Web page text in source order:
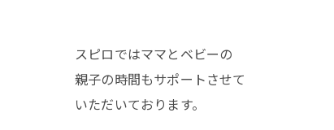
スピロではママとベビーの
親子の時間もサポートさせて
いただいております。